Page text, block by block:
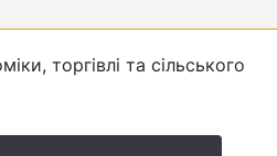
торгівлі та сільського